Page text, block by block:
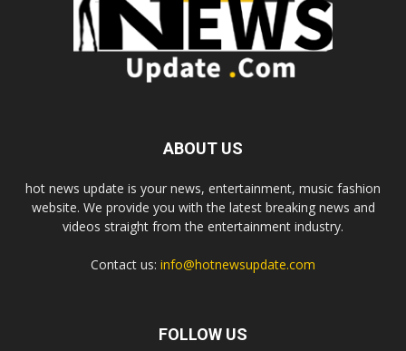
ABOUT US
hot news update is your news, entertainment, music fashion
website. We provide you with the latest breaking news and
videos straight from the entertainment industry.
Contact us: info@hotnewsupdate.com
FOLLOW US